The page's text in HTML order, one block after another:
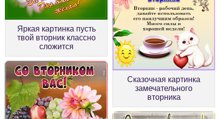
Яркая картинка пусть
твой вторник классно
сложится
Сказочная картинка
замечательного
вторника